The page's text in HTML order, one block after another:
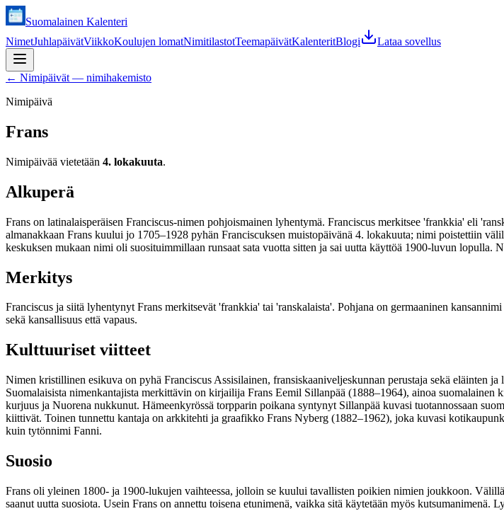
Suomalainen Kalenteri
NimetJuhlapäivätViikkoKoulujen lomatNimitilastotTeemapäivätKalenteritBlogi Lataa sovellus
← Nimipäivät — nimihakemisto
Nimipäivä
Frans
Nimipäivää vietetään 4. lokakuuta.
Alkuperä
Frans on latinalaisperäisen Franciscus-nimen pohjoismainen lyhentymä. Franciscus merkitsee 'frankkia' eli
almanakkaan Frans kuului jo 1705–1928 pyhän Franciscuksen muistopäivänä 4. lokakuuta; nimi poistettiin
keskuksen mukaan nimi oli suosituimmillaan runsaat sata vuotta sitten ja sai uutta käyttöä 1900-luvun lopulla.
Merkitys
Franciscus ja siitä lyhentynyt Frans merkitsevät 'frankkia' tai 'ranskalaista'. Pohjana on germaaninen
sekä kansallisuus että vapaus.
Kulttuuriset viitteet
Nimen kristillinen esikuva on pyhä Franciscus Assisilainen, fransiskaaniveljeskunnan perustaja sekä eläinten
Suomalaisista nimenkantajista merkittävin on kirjailija Frans Eemil Sillanpää (1888–1964), ainoa
kurjuus ja Nuorena nukkunut. Hämeenkyrössä torpparin poikana syntynyt Sillanpää kuvasi tuotannossaan
kiittivät. Toinen tunnettu kantaja on arkkitehti ja graafikko Frans Nyberg (1882–1962), joka kuvasi
kuin tytönnimi Fanni.
Suosio
Frans oli yleinen 1800- ja 1900-lukujen vaihteessa, jolloin se kuului tavallisten poikien nimien joukkoon.
saanut uutta suosiota. Usein Frans on annettu toisena etunimenä, vaikka sitä käytetään myös